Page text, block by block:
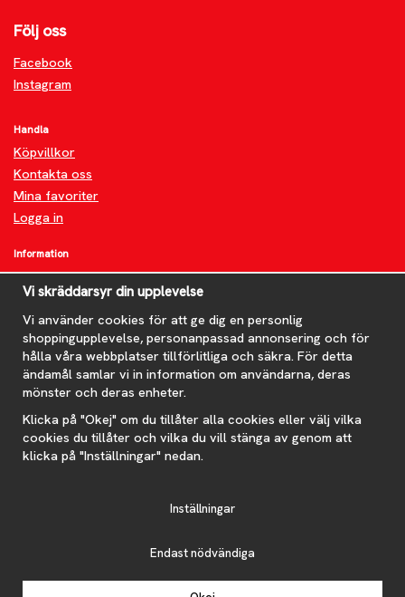
Följ oss
Facebook
Instagram
Handla
Köpvillkor
Kontakta oss
Mina favoriter
Logga in
Information
Om oss
FAQ
Nyheter
Nyhetsbrev
Om cookies
Prenumerera på nyhetsbrevet för våra bästa erbjudanden och
nyheter!
E-
postadress
Drift & produktion: Wikinggruppen
Vi skräddarsyr din upplevelse
Vi använder cookies för att ge dig en personlig
shoppingupplevelse, personanpassad annonsering och för
hålla våra webbplatser tillförlitliga och säkra. För detta
ändamål samlar vi in information om användarna, deras
mönster och deras enheter.
Klicka på "Okej" om du tillåter alla cookies eller välj vilka
cookies du tillåter och vilka du vill stänga av genom att
klicka på "Inställningar" nedan.
Inställningar
Endast nödvändiga